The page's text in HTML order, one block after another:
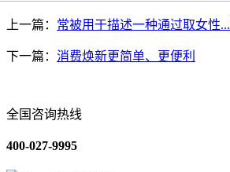
上一篇： 常被用于描述一种通过取女性
下一篇： 消费焕新更简单、更便利
全国咨询热线
400-027-9995